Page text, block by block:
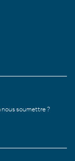
nous soumettre ?